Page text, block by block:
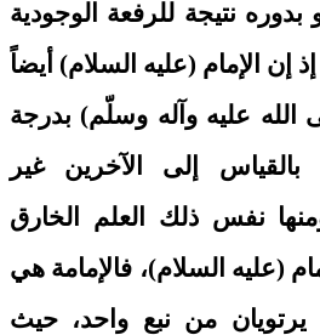
بدوره نتيجة للرفعة الوجودية
إن الإمام (عليه السلام) أيضاً
الله عليه وآله وسلّم) بدرجة
إلى الآخرين غير
ومنها نفس ذلك العلم الخارق
(عليه السلام)، فالإمامة هي
يرتويان من نبع واحد، حيث